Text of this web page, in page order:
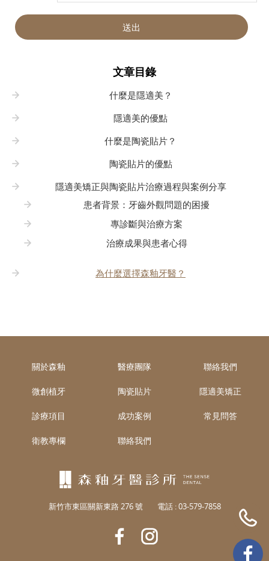
送出
文章目錄
什麼是隱適美？
隱適美的優點
什麼是陶瓷貼片？
陶瓷貼片的優點
隱適美矯正與陶瓷貼片治療過程與案例分享
患者背景：牙齒外觀問題的困擾
專診斷與治療方案
治療成果與患者心得
為什麼選擇森釉牙醫？
關於森釉 醫療團隊 聯絡我們
微創植牙 陶瓷貼片 隱適美矯正
診療項目 成功案例 常見問答
衛教專欄 聯絡我們
新竹市東區關新東路 276 號 電話 :03-579-7858